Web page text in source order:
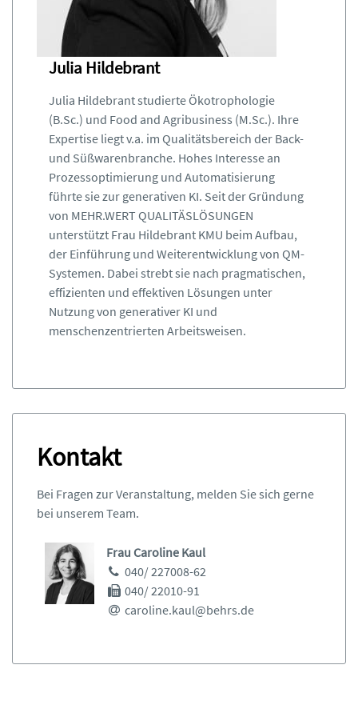
Ethische Risiken bezüglich KI-
Anforderungen aus dem EU AI Act
im Hinblick auf Datensicherheit
Reflexion & Diskussion
ca. 16.30 Ende des ersten
Veranstaltungstags
Donnerstag, 22. Oktober 2026
13:55 Uhr - 16:30 Uhr
Die KI als Kultur-Sparringspartner
Impuls: Qualitätskultur - mehr als
Vorschriften
Übung: „Eisberg-Hacking“
Welche Bedeutung hat die
im Unternehmen?
Welche Rolle spielt der Faktor
Mensch?
Julia Hildebrant
Julia Hildebrant studierte Ökotrophologie
(B.Sc.) und Food and Agribusiness (M.Sc.). Ihre
Expertise liegt v.a. im Qualitätsbereich der Back-
und Süßwarenbranche. Hohes Interesse an
Prozessoptimierung und Automatisierung
führte sie zur generativen KI. Seit der Gründung
von MEHR.WERT QUALITÄSLÖSUNGEN
unterstützt Frau Hildebrant KMU beim Aufbau,
der Einführung und Weiterentwicklung von QM-
Systemen. Dabei strebt sie nach pragmatischen,
effizienten und effektiven Lösungen unter
Nutzung von generativer KI und
menschenzentrierten Arbeitsweisen.
Kontakt
Bei Fragen zur Veranstaltung, melden Sie sich gerne
bei unserem Team.
Frau Caroline Kaul
040/ 227008-62
040/ 22010-91
caroline.kaul@behrs.de